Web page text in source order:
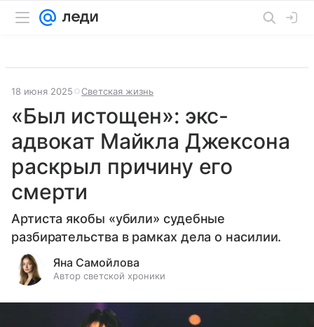
18 июня 2025 Светская жизнь
«Был истощен»: экс-
адвокат Майкла Джексона
раскрыл причину его
смерти
Артиста якобы «убили» судебные
разбирательства в рамках дела о насилии.
Яна Самойлова
Автор светской хроники